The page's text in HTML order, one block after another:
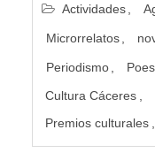
Actividades
Microrrelatos
Periodismo
Cultura Cáceres
Premios culturales